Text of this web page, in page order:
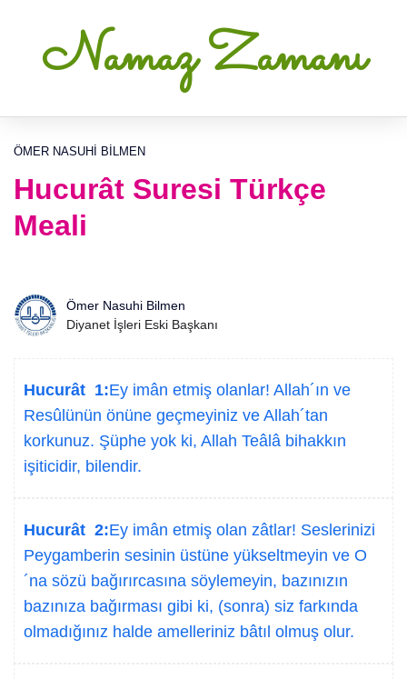
Namaz Zamanı
ÖMER NASUHI BILMEN
Hucurât Suresi Türkçe
Meali
Ömer Nasuhi Bilmen
Diyanet İşleri Eski Başkanı
Hucurât 1:Ey imân etmiş olanlar! Allah´ın ve
Resûlünün önüne geçmeyiniz ve Allah´tan
korkunuz. Şüphe yok ki, Allah Teâlâ bihakkın
işiticidir, bilendir.
Hucurât 2:Ey imân etmiş olan zâtlar! Seslerinizi
Peygamberin sesinin üstüne yükseltmeyin ve O
´na sözü bağırırcasına söylemeyin, bazınızın
bazınıza bağırması gibi ki, (sonra) siz farkında
olmadığınız halde amelleriniz bâtıl olmuş olur.